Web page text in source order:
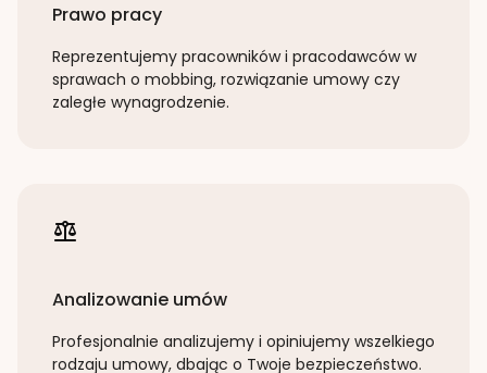
Prawo pracy
Reprezentujemy pracowników i pracodawców w
sprawach o mobbing, rozwiązanie umowy czy
zaległe wynagrodzenie.
Analizowanie umów
Profesjonalnie analizujemy i opiniujemy wszelkiego
rodzaju umowy, dbając o Twoje bezpieczeństwo.